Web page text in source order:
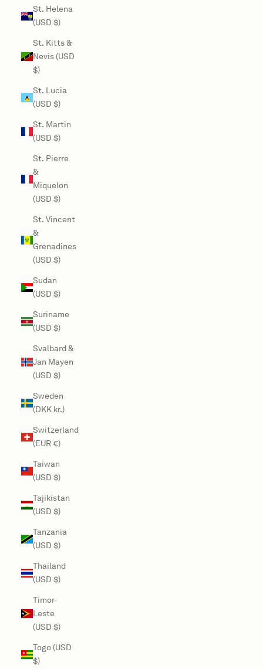
St. Helena
(USD $)
St. Kitts &
Nevis (USD
$)
St. Lucia
(USD $)
St. Martin
(USD $)
St. Pierre
&
Miquelon
(USD $)
St. Vincent
&
Grenadines
(USD $)
Sudan
(USD $)
Suriname
(USD $)
Svalbard &
Jan Mayen
(USD $)
Sweden
(DKK kr.)
Switzerland
(EUR €)
Taiwan
(USD $)
Tajikistan
(USD $)
Tanzania
(USD $)
Thailand
(USD $)
Timor-
Leste
(USD $)
Togo (USD
$)